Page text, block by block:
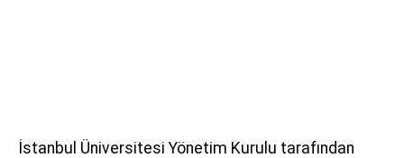
İstanbul Üniversitesi Yönetim Kurulu tarafından